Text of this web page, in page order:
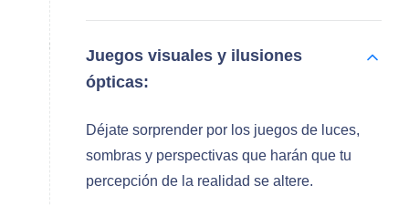
Juegos visuales y ilusiones
ópticas:
Déjate sorprender por los juegos de luces,
sombras y perspectivas que harán que tu
percepción de la realidad se altere.